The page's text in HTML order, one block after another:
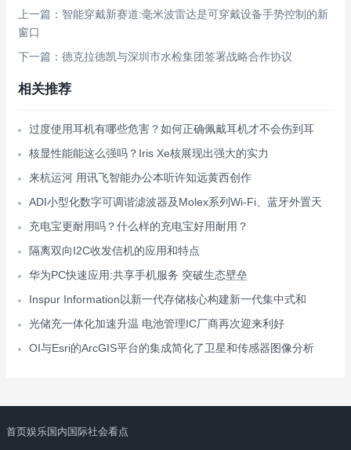
上一篇：智能穿戴新赛道:毫米波雷达是可穿戴设备手势控制的新
窗口
下一篇：德克拉德凯与深圳市水检集团签署战略合作协议
相关推荐
过度使用耳机有哪些危害？如何正确佩戴耳机才不会伤到耳
核显性能能这么强吗？Iris Xe核展现出强大的实力
来杭运河 用讯飞智能办公本听许知远黄西创作
ADI小型化数字可调谐滤波器及Molex系列Wi-Fi、蓝牙外置天
充电宝更耐用吗？什么样的充电宝好用耐用？
隔离双向I2C收发信机的应用和特点
华为PC快速应用:共享手机服务 突破生态壁垒
Inspur Information以新一代存储核心构建新一代集中式和
光储充一体化加速升温 电池管理IC厂商再次迎来利好
OI与Esri的ArcGIS平台的集成简化了卫星和传感器图像分析
首页娱乐国内 国际社会看点